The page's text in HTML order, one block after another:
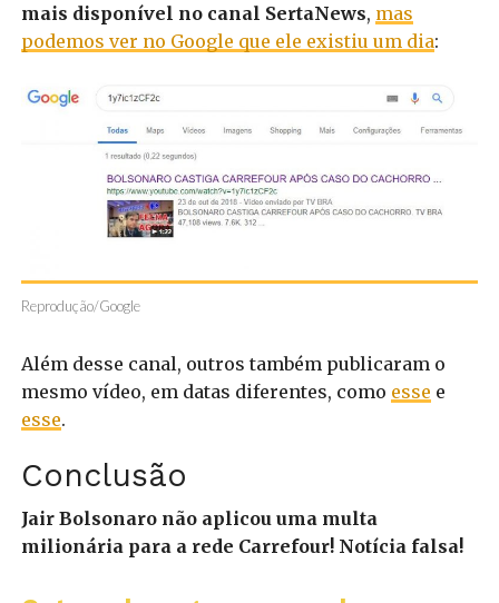
mais disponível no canal SertaNews, mas
podemos ver no Google que ele existiu um dia:
Reprodução/Google
Além desse canal, outros também publicaram o
mesmo vídeo, em datas diferentes, como esse e
esse.
Conclusão
Jair Bolsonaro não aplicou uma multa
milionária para a rede Carrefour! Notícia falsa!